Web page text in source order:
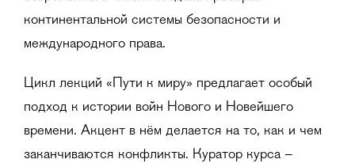
континентальной системы безопасности и
международного права.
Цикл лекций «Пути к миру» предлагает особый
подход к истории войн Нового и Новейшего
времени. Акцент в нём делается на то, как и чем
заканчиваются конфликты. Куратор курса –